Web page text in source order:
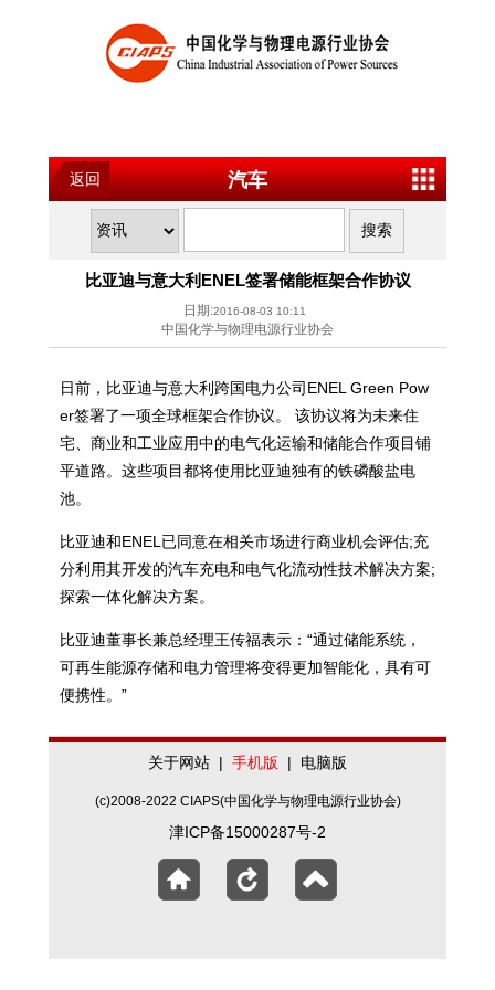
返回 汽车
比亚迪与意大利ENEL签署储能框架合作协议
日期:2016-08-03 10:11
中国化学与物理电源行业协会
日前，比亚迪与意大利跨国电力公司ENEL Green Pow
er签署了一项全球框架合作协议。 该协议将为未来住
宅、商业和工业应用中的电气化运输和储能合作项目铺
平道路。这些项目都将使用比亚迪独有的铁磷酸盐电
池。
比亚迪和ENEL已同意在相关市场进行商业机会评估;充
分利用其开发的汽车充电和电气化流动性技术解决方案;
探索一体化解决方案。
比亚迪董事长兼总经理王传福表示：“通过储能系统，
可再生能源存储和电力管理将变得更加智能化，具有可
便携性。”
关于网站 | 手机版 | 电脑版
(c)2008-2022 CIAPS(中国化学与物理电源行业协会)
津ICP备15000287号-2